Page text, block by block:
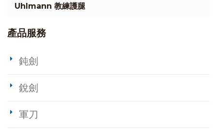
Uhlmann 教練護腿
產品服務
鈍劍
銳劍
軍刀